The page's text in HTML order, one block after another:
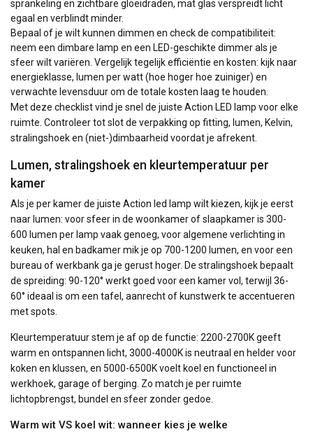
sprankeling en zichtbare gloeidraden, mat glas verspreidt licht
egaal en verblindt minder.
Bepaal of je wilt kunnen dimmen en check de compatibiliteit:
neem een dimbare lamp en een LED-geschikte dimmer als je
sfeer wilt variëren. Vergelijk tegelijk efficiëntie en kosten: kijk naar
energieklasse, lumen per watt (hoe hoger hoe zuiniger) en
verwachte levensduur om de totale kosten laag te houden.
Met deze checklist vind je snel de juiste Action LED lamp voor elke
ruimte. Controleer tot slot de verpakking op fitting, lumen, Kelvin,
stralingshoek en (niet-)dimbaarheid voordat je afrekent.
Lumen, stralingshoek en kleurtemperatuur per
kamer
Als je per kamer de juiste Action led lamp wilt kiezen, kijk je eerst
naar lumen: voor sfeer in de woonkamer of slaapkamer is 300-
600 lumen per lamp vaak genoeg, voor algemene verlichting in
keuken, hal en badkamer mik je op 700-1200 lumen, en voor een
bureau of werkbank ga je gerust hoger. De stralingshoek bepaalt
de spreiding: 90-120° werkt goed voor een kamer vol, terwijl 36-
60° ideaal is om een tafel, aanrecht of kunstwerk te accentueren
met spots.
Kleurtemperatuur stem je af op de functie: 2200-2700K geeft
warm en ontspannen licht, 3000-4000K is neutraal en helder voor
koken en klussen, en 5000-6500K voelt koel en functioneel in
werkhoek, garage of berging. Zo match je per ruimte
lichtopbrengst, bundel en sfeer zonder gedoe.
Warm wit VS koel wit: wanneer kies je welke